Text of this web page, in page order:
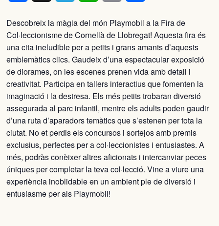
Descobreix la màgia del món Playmobil a la Fira de
Col·leccionisme de Cornellà de Llobregat! Aquesta fira és
una cita ineludible per a petits i grans amants d’aquests
emblemàtics clics. Gaudeix d’una espectacular exposició
de diorames, on les escenes prenen vida amb detall i
creativitat. Participa en tallers interactius que fomenten la
imaginació i la destresa. Els més petits trobaran diversió
assegurada al parc infantil, mentre els adults poden gaudir
d’una ruta d’aparadors temàtics que s’estenen per tota la
ciutat. No et perdis els concursos i sortejos amb premis
exclusius, perfectes per a col·leccionistes i entusiastes. A
més, podràs conèixer altres aficionats i intercanviar peces
úniques per completar la teva col·lecció. Vine a viure una
experiència inoblidable en un ambient ple de diversió i
entusiasme per als Playmobil!